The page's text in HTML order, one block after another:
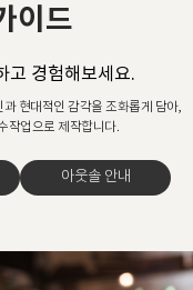
이드
고 경험해보세요.
현대적인 감각을 조화롭게 담아,
작업으로 제작합니다.
아웃솔 안내